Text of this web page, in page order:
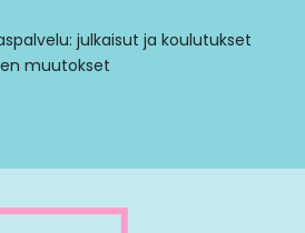
julkaisut ja koulutukset
muutokset